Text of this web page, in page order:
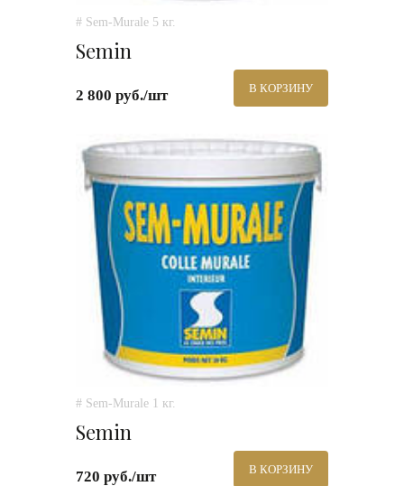
# Sem-Murale 5 кг.
Semin
2 800 руб./шт В КОРЗИНУ
# Sem-Murale 1 кг.
Semin
720 руб./шт В КОРЗИНУ